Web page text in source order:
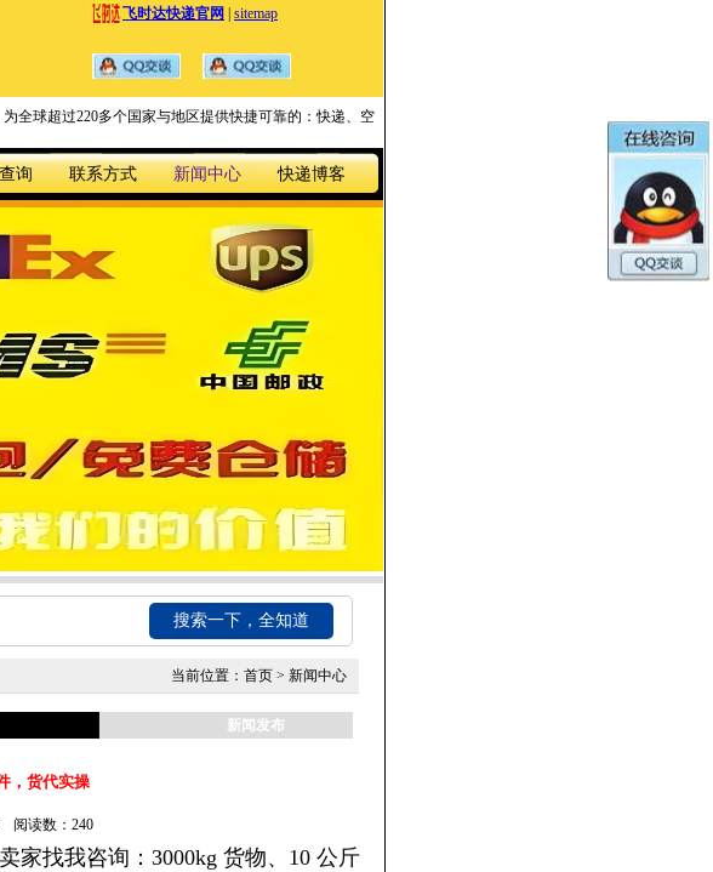
飞时达快递官网 sitemap
全球超过220多个国家与地区提供快捷可靠的：快递、空
询 联系方式 新闻中心 快递博客
搜索一下，全知道
当前位置： 首页 > 新闻中心
新闻发布
，货代实操
阅读数：240
家找我咨询：3000kg 货物、10 公斤